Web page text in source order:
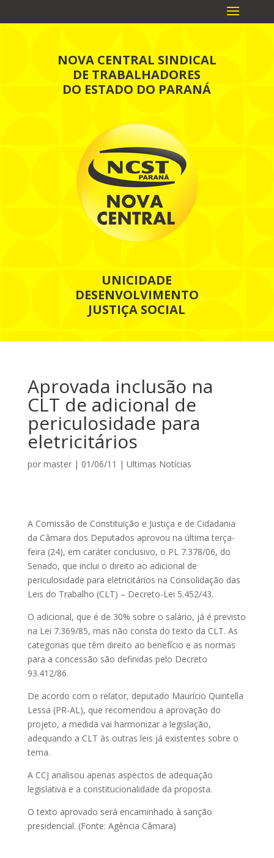
NOVA CENTRAL SINDICAL
DE TRABALHADORES
DO ESTADO DO PARANÁ
UNICIDADE
DESENVOLVIMENTO
JUSTIÇA SOCIAL
Aprovada inclusão na
CLT de adicional de
periculosidade para
eletricitários
por master| 01/06/11 | Ultimas Notícias
A Comissão de Constituição e Justiça e de Cidadania
da Câmara dos Deputados aprovou na última terça-
feira (24), em caráter conclusivo, o PL 7.378/06, do
Senado, que inclui o direito ao adicional de
periculosidade para eletricitários na Consolidação das
Leis do Trabalho (CLT) – Decreto-Lei 5.452/43.
O adicional, que é de 30% sobre o salário, já é previsto
na Lei 7.369/85, mas não consta do texto da CLT. As
categorias que têm direito ao benefício e as normas
para a concessão são definidas pelo Decreto
93.412/86.
De acordo com o relator, deputado Maurício Quintella
Lessa (PR-AL), que recomendou a aprovação do
projeto, a medida vai harmonizar a legislação,
adequando a CLT às outras leis já existentes sobre o
tema.
A CCJ analisou apenas aspectos de adequação
legislativa e a constitucionalidade da proposta.
O texto aprovado será encaminhado à sanção
presidencial. (Fonte: Agência Câmara)